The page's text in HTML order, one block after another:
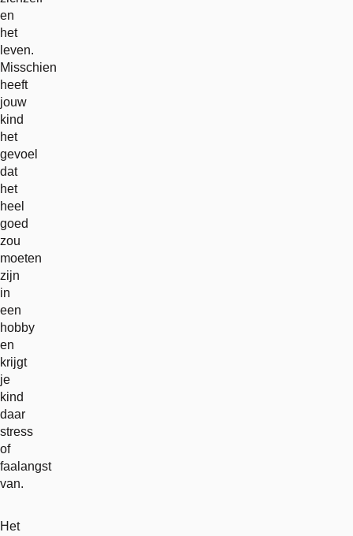
en
het
leven.
Misschien
heeft
jouw
kind
het
gevoel
dat
het
heel
goed
zou
moeten
zijn
in
een
hobby
en
krijgt
je
kind
daar
stress
of
faalangst
van.
Het